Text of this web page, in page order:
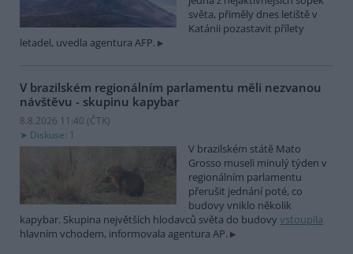
světa, přiměly dnes letiště v
Katánii pozastavit přílety
letadel, uvedla agentura AFP.
V brazilském regionálním parlamentu měli nezvanou
návštěvu - skupinu kapybar
8.8.2026 11:40 (ČTK)
Diskuse: 1
V brazilském státě Mato
Grosso museli minulý týden v
regionálním parlamentu
přerušit jednání poté, co
budovy vniklo několik
kapybar. Skupina největších hlodavců světa do budovy vstoupila
hlavním vchodem, informovala agentura AP.